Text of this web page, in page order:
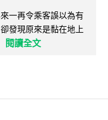
一再令乘客誤以為有
發現原來是黏在地上
閱讀全文